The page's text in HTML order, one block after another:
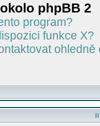
phpBB 2
program?
funkce X?